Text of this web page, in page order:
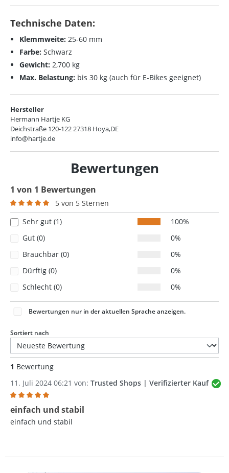
Technische Daten:
Klemmweite: 25-60 mm
Farbe: Schwarz
Gewicht: 2,700 kg
Max. Belastung: bis 30 kg (auch für E-Bikes geeignet)
Hersteller
Hermann Hartje KG
Deichstraße 120-122 27318 Hoya,DE
info@hartje.de
Bewertungen
1 von 1 Bewertungen
Durchschnittliche Bewertung von 5 von 5 Sternen
5 von 5 Sternen
Sehr gut (1)
100%
Gut (0)
0%
Brauchbar (0)
0%
Dürftig (0)
0%
Schlecht (0)
0%
Bewertungen nur in der aktuellen Sprache anzeigen.
Sortiert nach
1 Bewertung
11. Juli 2024 06:21 von: Trusted Shops | Verifizierter Kauf
Bewertung mit 5 von 5 Sternen
einfach und stabil
einfach und stabil